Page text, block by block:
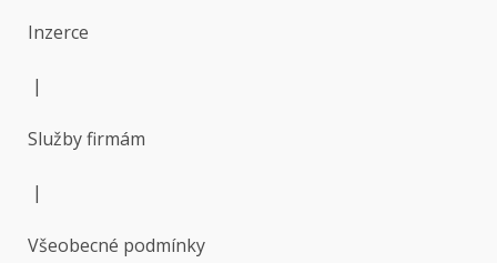
Inzerce
|
Služby firmám
|
Všeobecné podmínky